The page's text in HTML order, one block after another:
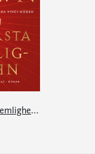
Den yttersta hemligheten